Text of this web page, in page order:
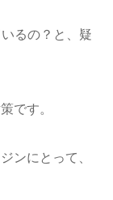
るの？と、疑
です。
ンにとって、